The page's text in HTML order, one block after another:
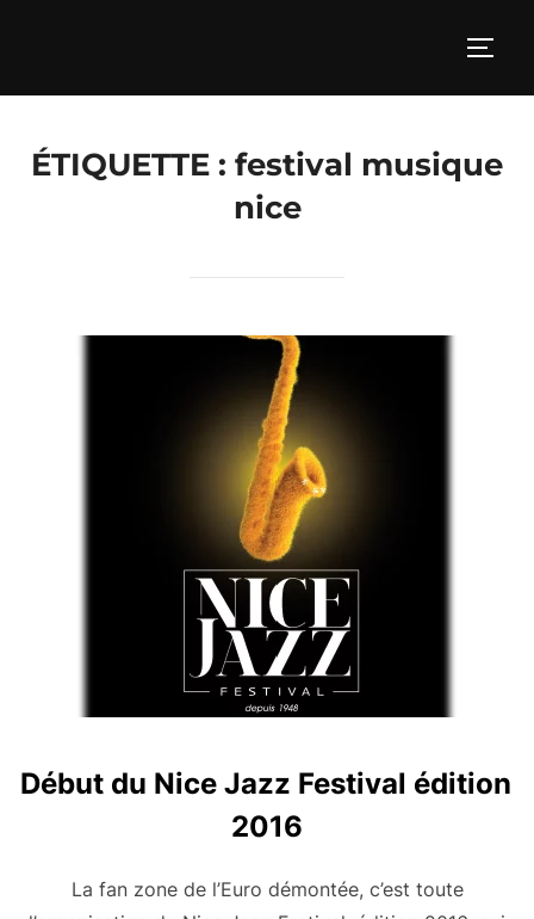
ÉTIQUETTE : festival musique
nice
Début du Nice Jazz Festival édition
2016
La fan zone de l’Euro démontée, c’est toute